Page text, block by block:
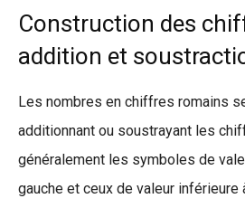
Construction des
addition et
Les nombres en chiffres romains
additionnant ou soustrayant les
généralement les symboles de
gauche et ceux de valeur